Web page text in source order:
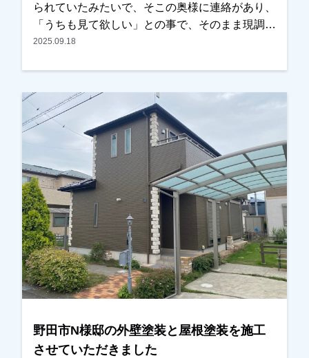
られていたみたいで、そこの奥様に連絡があり、
「うちも見て欲しい」との事で、そのまま現調を
させていただきました。以前の違う業者で見積も
同士がお友達みたいで、「〇〇さんが考えている
なら一緒に」との話になり、ご検討いただくこと
になりました。お見積りの他に、カラーシミレー
ションも提案し、その中の一つが気にいったとの
事でした。金額も前回業者と比べても、内容・金
額ともに考えていた通りとの事で、任せていただ
きました。施工後、仕上がった外壁と周りとのバ
ランスよく、感動したとまで言っていただき、喜
んでいただけました。本当にありがとうございま
した。越谷市、春日部市、野田市、吉川市、草加
市またその他地域でも外壁塗装をお考えのお客
様、まずはご相談からでも大丈夫です！現地調
査、お見積りはもちろん無料にて行っておりま
ンも取り扱っておりますので、ご遠慮なくお申し
つけください！お待ちしております！
2025.09.18
野田市N様邸の外壁塗装と屋根塗装を施工
させていただきました